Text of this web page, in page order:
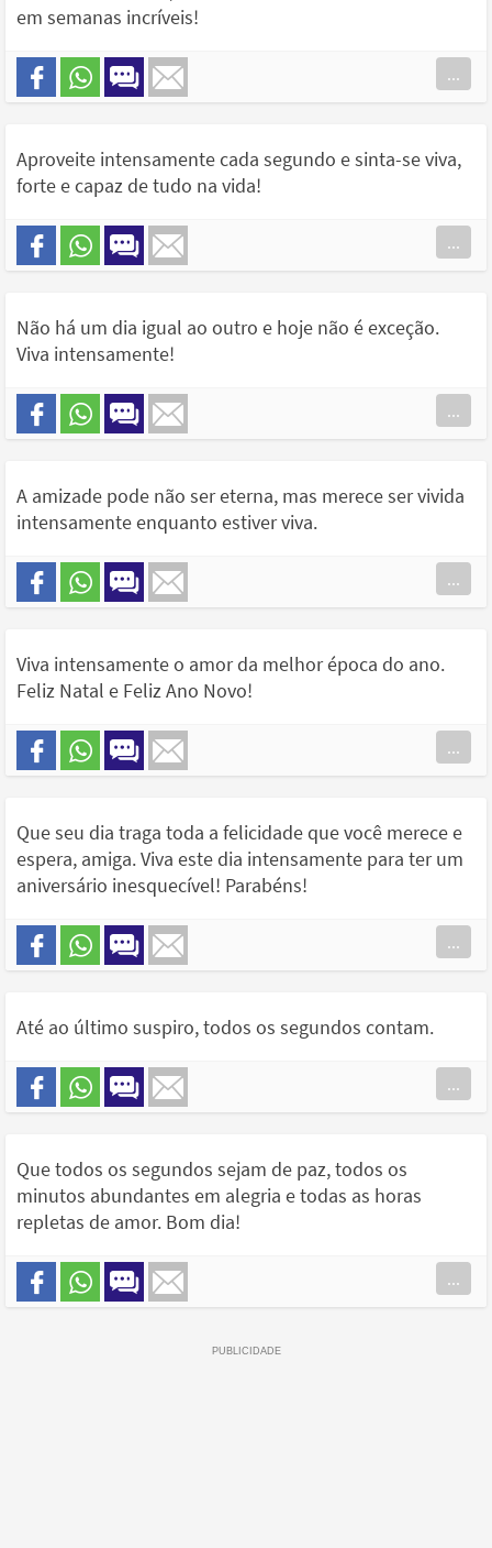
em semanas incríveis!
...
Aproveite intensamente cada segundo e sinta-se viva,
forte e capaz de tudo na vida!
...
Não há um dia igual ao outro e hoje não é exceção.
Viva intensamente!
...
A amizade pode não ser eterna, mas merece ser vivida
intensamente enquanto estiver viva.
...
Viva intensamente o amor da melhor época do ano.
Feliz Natal e Feliz Ano Novo!
...
Que seu dia traga toda a felicidade que você merece e
espera, amiga. Viva este dia intensamente para ter um
aniversário inesquecível! Parabéns!
...
Até ao último suspiro, todos os segundos contam.
...
Que todos os segundos sejam de paz, todos os
minutos abundantes em alegria e todas as horas
repletas de amor. Bom dia!
...